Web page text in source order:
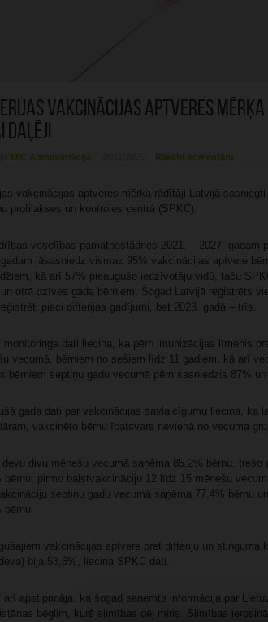
vakcinācijas aptveres
daļēji
MIC Administrācija Rakstīt komentāru
vakcinācijas aptveres mērķa rādītāji Latvijā
profilakses un kontroles centrā (SPKC).
veselības pamatnostādnes 2021. – 2027. gadam
jāsasniedz vismaz 95% vakcinācijas aptvere
kā arī 57% pieaugušo iedzīvotāju vidū, taču
otrā dzīves gada bērniem. Šogad Latvijā reģistrēts
pieci difterijas gadījumi, bet 2023. gadā – trīs.
monitoringa dati liecina, ka pērn imunizācijas līmenis
vecumā, bērniem no sešiem līdz 11 gadiem, kā arī
bērniem septiņu gadu vecumā pērn sasniedzis 87%
gada dati par vakcinācijas savlaicīgumu liecina, ka
vakcinēto bērnu īpatsvars nevienā no vecuma
devu divu mēnešu vecumā saņēma 85,2% bērnu,
bērnu, pirmo balstvakcināciju 12 līdz 15 mēnešu
septiņu gadu vecumā saņēma 77,4% bērnu
bērnu.
vakcinācijas aptvere pret difteriju un stinguma
bija 53,6%, liecina SPKC dati.
arī apstiprināja, ka šogad saņemta informācija par
bēglim, kurš slimības dēļ miris. Slimības